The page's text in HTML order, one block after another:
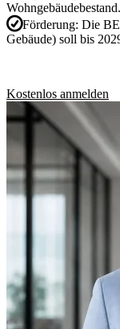
Wohngebäudebestand.
Förderung: Die
Gebäude) soll bis
Kostenlos anmelden